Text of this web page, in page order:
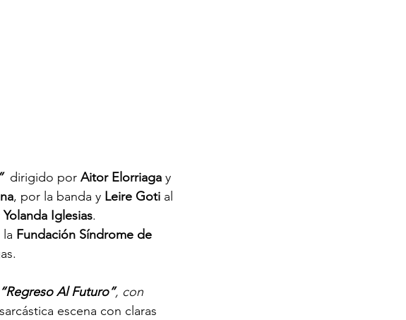
dirigido por Aitor Elorriaga y
, por la banda y Leire Goti al
Yolanda Iglesias.
Fundación Síndrome de
“Regreso Al Futuro”, con
escena con claras